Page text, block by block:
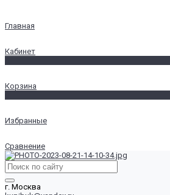
Главная
Кабинет
Корзина
Избранные
Сравнение
г. Москва